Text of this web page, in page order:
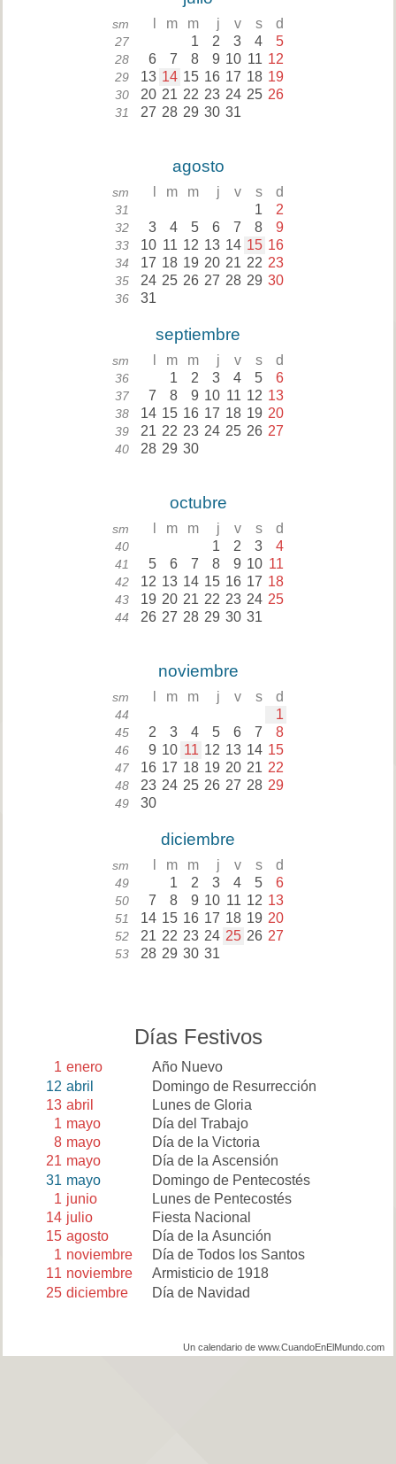
sm m m j v s d
27 1 2 3 4 5
28 6 7 8 9 10 11 12
29 13 14 15 16 17 18 19
30 20 21 22 23 24 25 26
31 27 28 29 30 31
agosto
sm m m j v s d
31 1 2
32 3 4 5 6 7 8 9
33 10 11 12 13 14 15 16
34 17 18 19 20 21 22 23
35 24 25 26 27 28 29 30
36 31
septiembre
sm m m j v s d
36 1 2 3 4 5 6
37 7 8 9 10 11 12 13
38 14 15 16 17 18 19 20
39 21 22 23 24 25 26 27
40 28 29 30
octubre
sm m m j v s d
40 1 2 3 4
41 5 6 7 8 9 10 11
42 12 13 14 15 16 17 18
43 19 20 21 22 23 24 25
44 26 27 28 29 30 31
noviembre
sm m m j v s d
44 1
45 2 3 4 5 6 7 8
46 9 10 11 12 13 14 15
47 16 17 18 19 20 21 22
48 23 24 25 26 27 28 29
49 30
diciembre
sm m m j v s d
49 1 2 3 4 5 6
50 7 8 9 10 11 12 13
51 14 15 16 17 18 19 20
52 21 22 23 24 25 26 27
53 28 29 30 31
Días Festivos
1 enero
Año Nuevo
12 abril
Domingo de Resurrección
13 abril
Lunes de Gloria
1 mayo
Día del Trabajo
8 mayo
Día de la Victoria
21 mayo
Día de la Ascensión
31 mayo
Domingo de Pentecostés
1 junio
Lunes de Pentecostés
14 julio
Fiesta Nacional
15 agosto
Día de la Asunción
1 noviembre
Día de Todos los Santos
11 noviembre
Armisticio de 1918
25 diciembre Día de Navidad
Un calendario de www.CuandoEnElMundo.com